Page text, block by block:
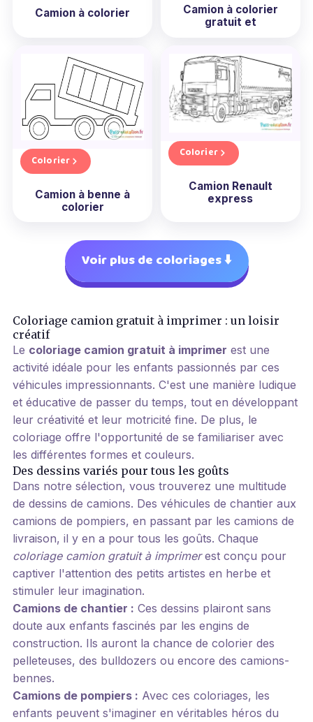
Camion à colorier
Camion à colorier
gratuit et
Colorier
Camion à benne à
colorier
Colorier
Camion Renault
express
Voir plus de coloriages ⬇️
Coloriage camion gratuit à imprimer : un loisir
créatif
Le coloriage camion gratuit à imprimer est une
activité idéale pour les enfants passionnés par ces
véhicules impressionnants. C'est une manière ludique
et éducative de passer du temps, tout en développant
leur créativité et leur motricité fine. De plus, le
coloriage offre l'opportunité de se familiariser avec
les différentes formes et couleurs.
Des dessins variés pour tous les goûts
Dans notre sélection, vous trouverez une multitude
de dessins de camions. Des véhicules de chantier aux
camions de pompiers, en passant par les camions de
livraison, il y en a pour tous les goûts. Chaque
coloriage camion gratuit à imprimerest conçu pour
captiver l'attention des petits artistes en herbe et
stimuler leur imagination.
Camions de chantier : Ces dessins plairont sans
doute aux enfants fascinés par les engins de
construction. Ils auront la chance de colorier des
pelleteuses, des bulldozers ou encore des camions-
bennes.
Camions de pompiers : Avec ces coloriages, les
enfants peuvent s'imaginer en véritables héros du